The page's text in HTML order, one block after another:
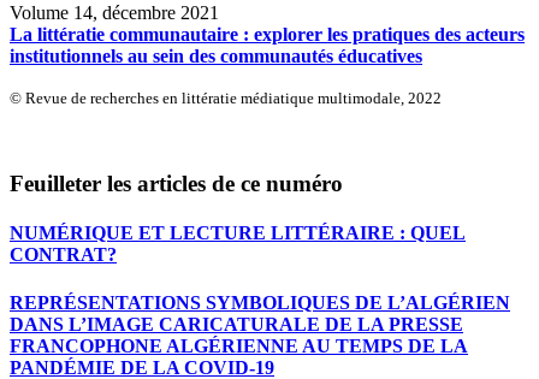
Volume 14, décembre 2021
La littératie communautaire : explorer les pratiques des acteurs
institutionnels au sein des communautés éducatives
© Revue de recherches en littératie médiatique multimodale, 2022
Feuilleter les articles de ce numéro
NUMÉRIQUE ET LECTURE LITTÉRAIRE : QUEL
CONTRAT?
REPRÉSENTATIONS SYMBOLIQUES DE L’ALGÉRIEN
DANS L’IMAGE CARICATURALE DE LA PRESSE
FRANCOPHONE ALGÉRIENNE AU TEMPS DE LA
PANDÉMIE DE LA COVID-19